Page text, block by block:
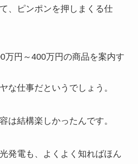
、ピンポンを押しまくる仕
万円～400万円の商品を案内す
な仕事だというでしょう。
は結構楽しかったんです。
発電も、よくよく知ればほん